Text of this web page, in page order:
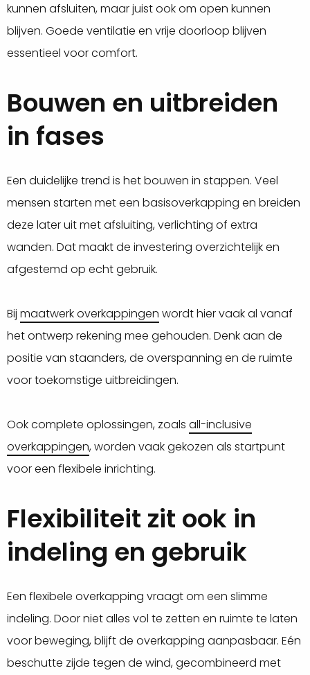
kunnen afsluiten, maar juist ook om open kunnen
blijven. Goede ventilatie en vrije doorloop blijven
essentieel voor comfort.
Bouwen en uitbreiden
in fases
Een duidelijke trend is het bouwen in stappen. Veel
mensen starten met een basisoverkapping en breiden
deze later uit met afsluiting, verlichting of extra
wanden. Dat maakt de investering overzichtelijk en
afgestemd op echt gebruik.
Bij maatwerk overkappingen wordt hier vaak al vanaf
het ontwerp rekening mee gehouden. Denk aan de
positie van staanders, de overspanning en de ruimte
voor toekomstige uitbreidingen.
Ook complete oplossingen, zoals all-inclusive
overkappingen, worden vaak gekozen als startpunt
voor een flexibele inrichting.
Flexibiliteit zit ook in
indeling en gebruik
Een flexibele overkapping vraagt om een slimme
indeling. Door niet alles vol te zetten en ruimte te laten
voor beweging, blijft de overkapping aanpasbaar. Eén
beschutte zijde tegen de wind, gecombineerd met